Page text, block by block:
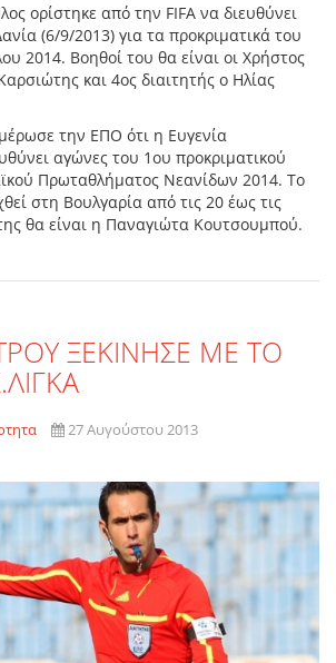
ορίστηκε από την FIFA να διευθύνει
(6/9/2013) για τα προκριματικά του
2014. Βοηθοί του θα είναι οι Χρήστος
και 4ος διαιτητής ο Ηλίας
την ΕΠΟ ότι η Ευγενία
αγώνες του 1ου προκριματικού
Πρωταθλήματος Νεανίδων 2014. Το
στη Βουλγαρία από τις 20 έως τις
θα είναι η Παναγιώτα Κουτσουμπού.
ΞΕΚΙΝΗΣΕ ΜΕ ΤΟ
27 Αυγούστου 2013